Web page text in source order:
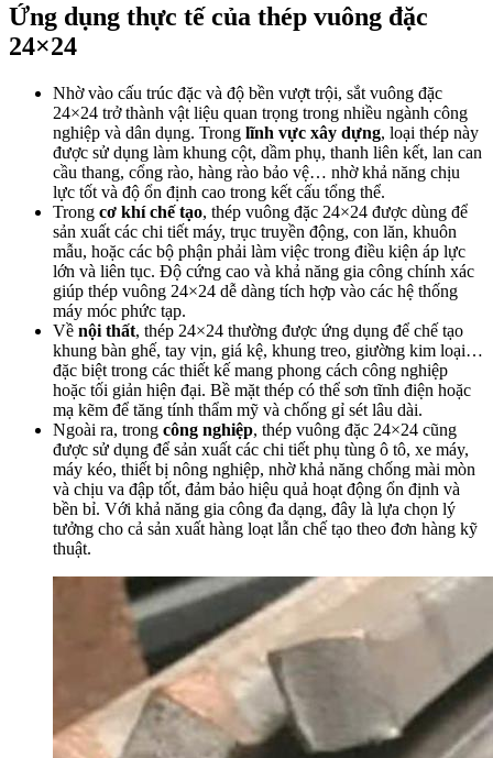
Ứng dụng thực tế của thép vuông đặc
24×24
Nhờ vào cấu trúc đặc và độ bền vượt trội, sắt vuông đặc
24×24 trở thành vật liệu quan trọng trong nhiều ngành công
nghiệp và dân dụng. Trong lĩnh vực xây dựng, loại thép này
được sử dụng làm khung cột, dầm phụ, thanh liên kết, lan can
cầu thang, cổng rào, hàng rào bảo vệ… nhờ khả năng chịu
lực tốt và độ ổn định cao trong kết cấu tổng thể.
Trong cơ khí chế tạo, thép vuông đặc 24×24 được dùng để
sản xuất các chi tiết máy, trục truyền động, con lăn, khuôn
mẫu, hoặc các bộ phận phải làm việc trong điều kiện áp lực
lớn và liên tục. Độ cứng cao và khả năng gia công chính xác
giúp thép vuông 24×24 dễ dàng tích hợp vào các hệ thống
máy móc phức tạp.
Về nội thất, thép 24×24 thường được ứng dụng để chế tạo
khung bàn ghế, tay vịn, giá kệ, khung treo, giường kim loại…
đặc biệt trong các thiết kế mang phong cách công nghiệp
hoặc tối giản hiện đại. Bề mặt thép có thể sơn tĩnh điện hoặc
mạ kẽm để tăng tính thẩm mỹ và chống gỉ sét lâu dài.
Ngoài ra, trong công nghiệp, thép vuông đặc 24×24 cũng
được sử dụng để sản xuất các chi tiết phụ tùng ô tô, xe máy,
máy kéo, thiết bị nông nghiệp, nhờ khả năng chống mài mòn
và chịu va đập tốt, đảm bảo hiệu quả hoạt động ổn định và
bền bỉ. Với khả năng gia công đa dạng, đây là lựa chọn lý
tưởng cho cả sản xuất hàng loạt lẫn chế tạo theo đơn hàng kỹ
thuật.